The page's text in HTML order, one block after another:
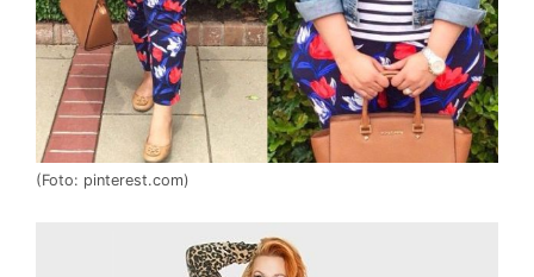
(Foto: pinterest.com)